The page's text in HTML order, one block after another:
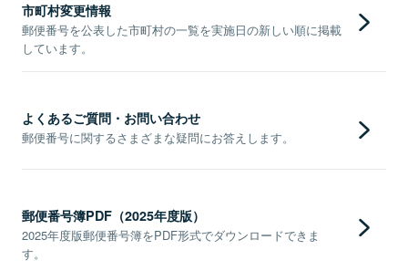
市町村変更情報
郵便番号を公表した市町村の一覧を実施日の新しい順に掲載
しています。
よくあるご質問・お問い合わせ
郵便番号に関するさまざまな疑問にお答えします。
郵便番号簿PDF（2025年度版）
2025年度版郵便番号簿をPDF形式でダウンロードできま
す。